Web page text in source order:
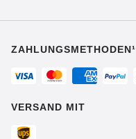
ZAHLUNGSMETHODEN¹
VERSAND MIT